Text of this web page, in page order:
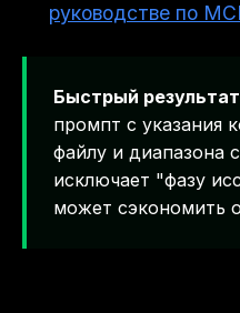
руководстве по
Быстрый
промпт с указания
файлу и диапазона
исключает "фазу
может сэкономить